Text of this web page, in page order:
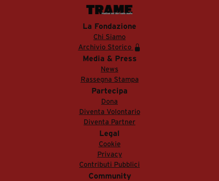
La Fondazione
Chi Siamo
Archivio Storico
Media & Press
News
Rassegna Stampa
Partecipa
Dona
Diventa Volontario
Diventa Partner
Legal
Cookie
Privacy
Contributi Pubblici
Community